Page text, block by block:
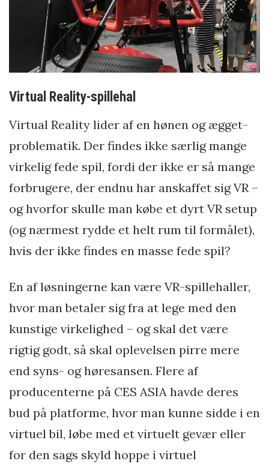
Virtual Reality-spillehal
Virtual Reality lider af en hønen og ægget-
problematik. Der findes ikke særlig mange
virkelig fede spil, fordi der ikke er så mange
forbrugere, der endnu har anskaffet sig VR –
og hvorfor skulle man købe et dyrt VR setup
(og nærmest rydde et helt rum til formålet),
hvis der ikke findes en masse fede spil?
En af løsningerne kan være VR-spillehaller,
hvor man betaler sig fra at lege med den
kunstige virkelighed – og skal det være
rigtig godt, så skal oplevelsen pirre mere
end syns- og høresansen. Flere af
producenterne på CES ASIA havde deres
bud på platforme, hvor man kunne sidde i en
virtuel bil, løbe med et virtuelt gevær eller
for den sags skyld hoppe i virtuel